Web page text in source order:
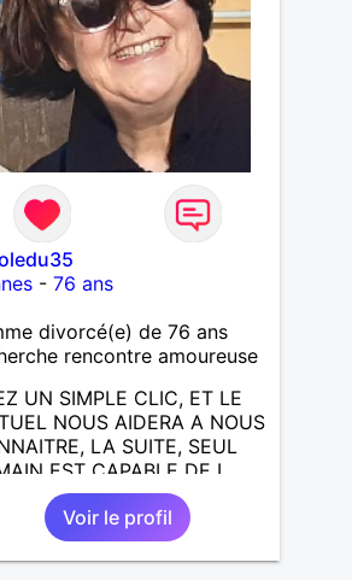
-76 ans
divorcé(e) de 76 ans
rencontre amoureuse
UN SIMPLE CLIC, ET LE
NOUS AIDERA A NOUS
LA SUITE, SEUL
EST CAPABLE DE L
J AIMERAIS
LA COMPLICITE,
PARTAGE DES BELLES
DE LA VIE : BALADES,
Voir le profil